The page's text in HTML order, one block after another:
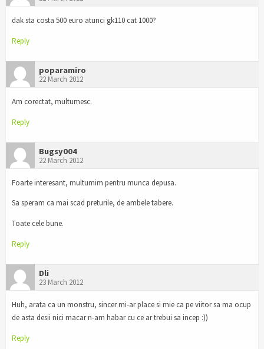
dak sta costa 500 euro atunci gk110 cat 1000?
Reply
poparamiro
22 March 2012
Am corectat, multumesc.
Reply
Bugsy004
22 March 2012
Foarte interesant, multumim pentru munca depusa.
Sa speram ca mai scad preturile, de ambele tabere.
Toate cele bune.
Reply
Dli
23 March 2012
Huh, arata ca un monstru, sincer mi-ar place si mie ca pe viitor sa ma ocup
de asta desii nici macar n-am habar cu ce ar trebui sa incep :))
Reply